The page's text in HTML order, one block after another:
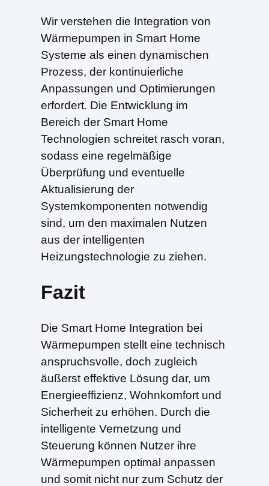
Wir verstehen die Integration von
Wärmepumpen in Smart Home
Systeme als einen dynamischen
Prozess, der kontinuierliche
Anpassungen und Optimierungen
erfordert. Die Entwicklung im
Bereich der Smart Home
Technologien schreitet rasch voran,
sodass eine regelmäßige
Überprüfung und eventuelle
Aktualisierung der
Systemkomponenten notwendig
sind, um den maximalen Nutzen
aus der intelligenten
Heizungstechnologie zu ziehen.
Fazit
Die Smart Home Integration bei
Wärmepumpen stellt eine technisch
anspruchsvolle, doch zugleich
äußerst effektive Lösung dar, um
Energieeffizienz, Wohnkomfort und
Sicherheit zu erhöhen. Durch die
intelligente Vernetzung und
Steuerung können Nutzer ihre
Wärmepumpen optimal anpassen
und somit nicht nur zum Schutz der